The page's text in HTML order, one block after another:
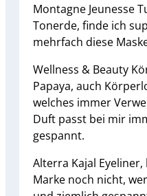
Montagne Jeunesse
Tonerde, finde ich
mehrfach diese
Wellness & Beauty
Papaya, auch
welches immer
Duft passt bei mir
gespannt.
Alterra Kajal
Marke noch nicht,